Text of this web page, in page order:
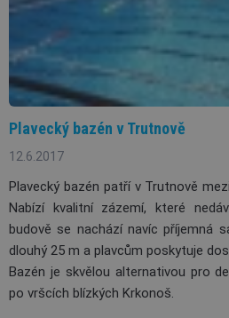
Plavecký bazén v Trutnově
12.6.2017
Plavecký bazén patří v Trutnově
Nabízí kvalitní zázemí, které
budově se nachází navíc příjemná
dlouhý 25 m a plavcům poskytuje
Bazén je skvělou alternativou pro
po vršcích blízkých Krkonoš.